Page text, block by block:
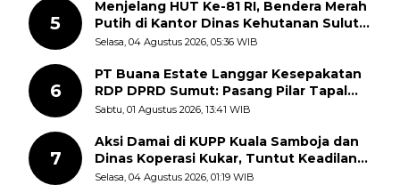
5
Menjelang HUT Ke-81 RI, Bendera Merah
Putih di Kantor Dinas Kehutanan Sulut
Disorot Warga
Selasa, 04 Agustus 2026, 05:36 WIB
6
PT Buana Estate Langgar Kesepakatan
RDP DPRD Sumut: Pasang Pilar Tapal
Batas Sepihak Tanpa Libatkan
Sabtu, 01 Agustus 2026, 13:41 WIB
7
Aksi Damai di KUPP Kuala Samboja dan
Dinas Koperasi Kukar, Tuntut Keadilan
dan Kesempatan Kerja yang Adil
Selasa, 04 Agustus 2026, 01:19 WIB